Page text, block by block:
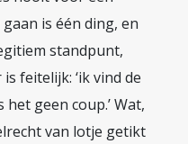
is één ding, en
standpunt,
feitelijk: ‘ik vind de
het geen coup.’ Wat,
van lotje getikt